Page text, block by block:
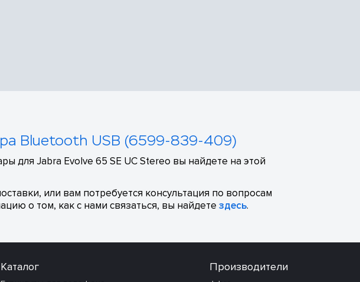
Bluetooth USB (6599-839-409)
для Jabra Evolve 65 SE UC Stereo вы найдете на этой
или вам потребуется консультация по вопросам
о том, как с нами связаться, вы найдете здесь.
Каталог Производители